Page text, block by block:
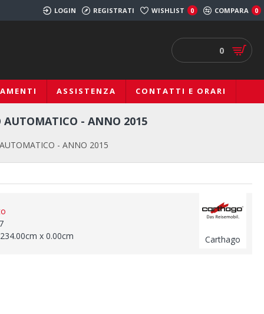
LOGIN REGISTRATI WISHLIST 0 COMPARA 0
0
ASSISTENZA CONTATTI E ORARI
- ANNO 2015
AUTOMATICO - ANNO 2015
x 0.00cm Carthago